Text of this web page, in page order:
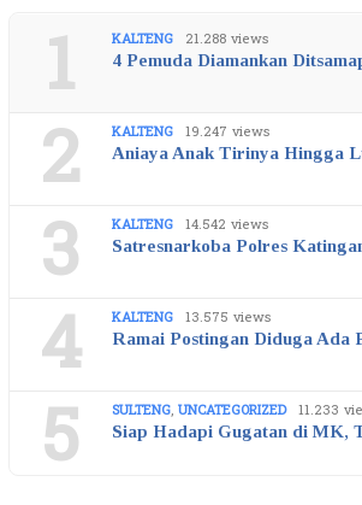
1 KALTENG 21.288 views
4 Pemuda Diamankan
2 KALTENG 19.247 views
Aniaya Anak Tirinya Hingga
3 KALTENG 14.542 views
Satresnarkoba Polres
4 KALTENG 13.575 views
Ramai Postingan Diduga Ada
5 SULTENG, UNCATEGORIZED 11.233
Siap Hadapi Gugatan di MK,